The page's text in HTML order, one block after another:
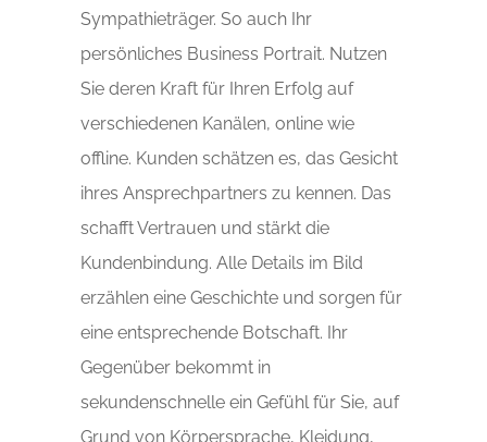
Sympathieträger. So auch Ihr
persönliches Business Portrait. Nutzen
Sie deren Kraft für Ihren Erfolg auf
verschiedenen Kanälen, online wie
offline. Kunden schätzen es, das Gesicht
ihres Ansprechpartners zu kennen. Das
schafft Vertrauen und stärkt die
Kundenbindung. Alle Details im Bild
erzählen eine Geschichte und sorgen für
eine entsprechende Botschaft. Ihr
Gegenüber bekommt in
sekundenschnelle ein Gefühl für Sie, auf
Grund von Körpersprache, Kleidung,